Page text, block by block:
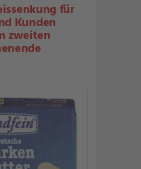
für
Kunden
zweiten